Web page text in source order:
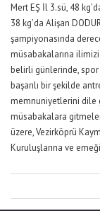
Mert EŞ İl 3.sü, 48
38 kg’da Alişan
şampiyonasında
müsabakalarına
belirli günlerinde,
başarılı bir şekilde
memnuniyetlerini dile
müsabakalara
üzere, Vezirköprü
Kuruluşlarına ve